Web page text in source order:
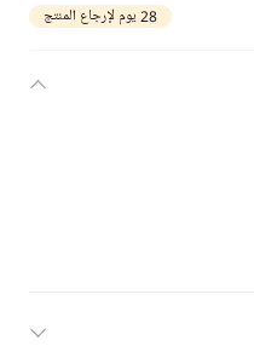
28 يوم لإرجاع المنتج